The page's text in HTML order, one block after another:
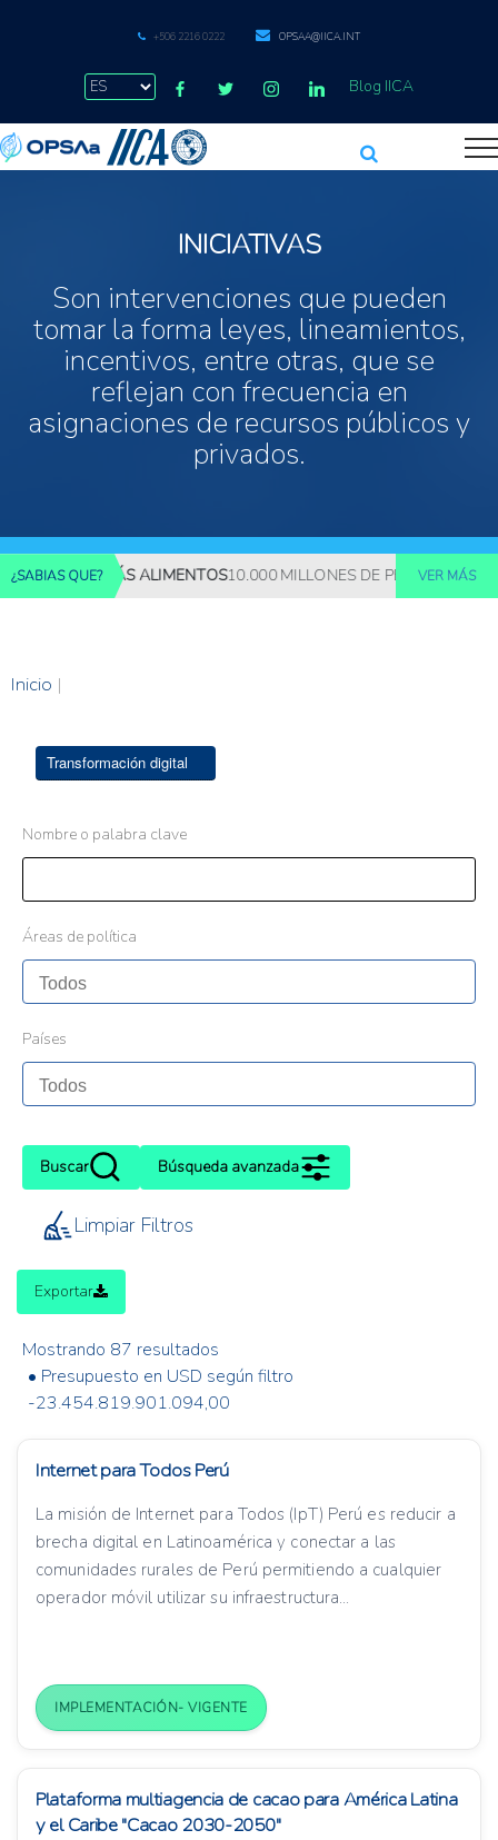
+506 2216 0222 OPSAA@IICA.INT
Blog IICA
INICIATIVAS
Son intervenciones que pueden
tomar la forma leyes, lineamientos,
incentivos, entre otras, que se
reflejan con frecuencia en
asignaciones de recursos públicos y
privados.
¿SABIAS QUE?MÁS ALIMENTOS10.000 MILLONES DE PERSONASVER MÁS
Inicio |
Transformación digital
Nombre o palabra clave
Áreas de política
Países
Buscar Búsqueda avanzada
Limpiar Filtros
Exportar
Mostrando 87 resultados
• Presupuesto en USD según filtro
-23.454.819.901.094,00
Internet para Todos Perú
La misión de Internet para Todos (IpT) Perú es reducir a
brecha digital en Latinoamérica y conectar a las
comunidades rurales de Perú permitiendo a cualquier
operador móvil utilizar su infraestructura...
IMPLEMENTACIÓN- VIGENTE
Plataforma multiagencia de cacao para América Latina
y el Caribe "Cacao 2030-2050"